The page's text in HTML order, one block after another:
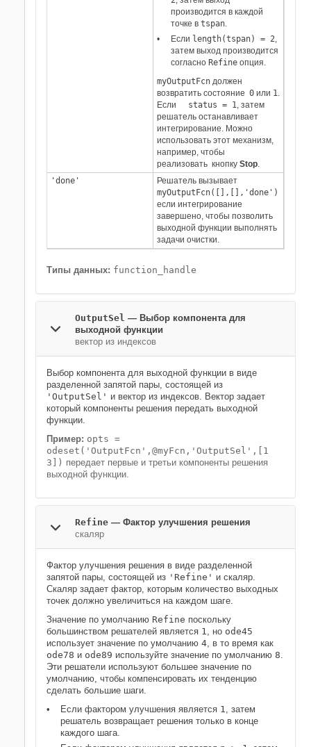
производится в каждой
точке в tspan.
Если length(tspan) = 2,
затем выход производится
согласно Refine опция.
myOutputFcn должен
возвратить состояние 0 или 1.
Если
status = 1, затем
решатель останавливает
интегрирование. Можно
использовать этот механизм,
например, чтобы
реализовать кнопку Stop.
'done'
Решатель вызывает
myOutputFcn([],[],'done')
если интегрирование
завершено, чтобы позволить
выходной функции выполнять
задачи очистки.
Типы данных: function_handle
OutputSel — Выбор компонента для
выходной функции
вектор из индексов
Выбор компонента для выходной функции в виде
разделенной запятой пары, состоящей из
'OutputSel' и вектор из индексов. Вектор задает
который компоненты решения передать выходной
функции.
Пример: opts =
odeset('OutputFcn',@myFcn,'OutputSel',[1
3]) передает первые и третьи компоненты решения
выходной функции.
Refine — Фактор улучшения решения
скаляр
Фактор улучшения решения в виде разделенной
запятой пары, состоящей из 'Refine' и скаляр.
Скаляр задает фактор, которым количество выходных
точек должно увеличиться на каждом шаге.
Значение по умолчанию Refine поскольку
большинством решателей является 1, но ode45
использует значение по умолчанию 4, в то время как
ode78 и ode89 используйте значение по умолчанию 8.
Эти решатели используют большее значение по
умолчанию, чтобы компенсировать их тенденцию
сделать большие шаги.
Если фактором улучшения является 1, затем
решатель возвращает решения только в конце
каждого шага.